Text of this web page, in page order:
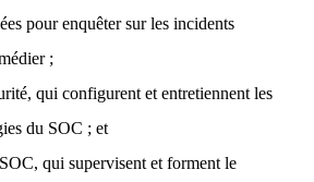
pour enquêter sur les incidents
;
qui configurent et entretiennent les
du SOC ; et
qui supervisent et forment le